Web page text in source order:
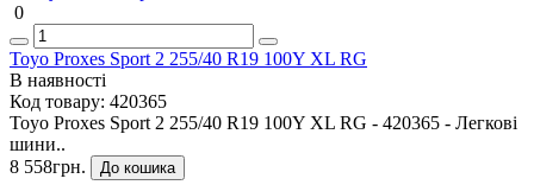
0
Toyo Proxes Sport 2 255/40 R19 100Y XL RG
В наявності
Код товару: 420365
Toyo Proxes Sport 2 255/40 R19 100Y XL RG - 420365 - Легкові
шини..
8 558грн.
До кошика